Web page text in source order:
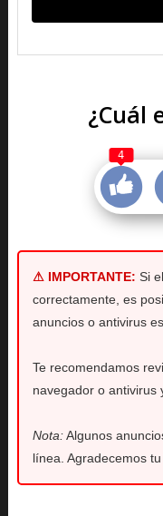
¿Cuál
4
⚠ IMPORTANTE: Si
correctamente, es
anuncios o antivirus
Te recomendamos
navegador o antivirus
Nota:Algunos
línea. Agradecemos tu